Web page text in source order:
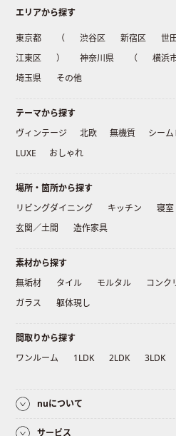
エリアから探す
東京都 （ 渋谷区 新宿区 世
江東区
） 神奈川県 （ 横浜
埼玉県
その他
テーマから探す
ヴィンテージ
北欧 無機質 シーム
LUXE
おしゃれ
場所・箇所から探す
リビングダイニング
キッチン 寝室
玄関／土間
造作家具
素材から探す
無垢材
タイル モルタル コンク
ガラス
躯体現し
間取りから探す
ワンルーム
1LDK 2LDK 3LDK
nuについて
サービス